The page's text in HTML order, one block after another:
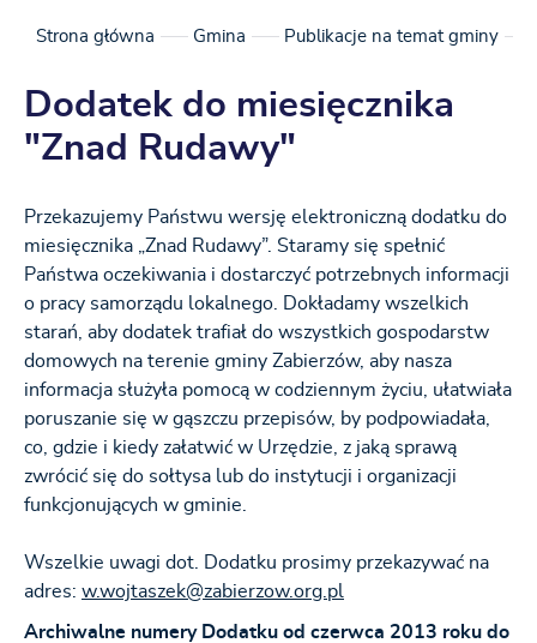
Strona główna Gmina Publikacje na temat gminy
Dodatek do miesięcznika
"Znad Rudawy"
Przekazujemy Państwu wersję elektroniczną dodatku do
miesięcznika „Znad Rudawy”. Staramy się spełnić
Państwa oczekiwania i dostarczyć potrzebnych informacji
o pracy samorządu lokalnego. Dokładamy wszelkich
starań, aby dodatek trafiał do wszystkich gospodarstw
domowych na terenie gminy Zabierzów, aby nasza
informacja służyła pomocą w codziennym życiu, ułatwiała
poruszanie się w gąszczu przepisów, by podpowiadała,
co, gdzie i kiedy załatwić w Urzędzie, z jaką sprawą
zwrócić się do sołtysa lub do instytucji i organizacji
funkcjonujących w gminie.
Wszelkie uwagi dot. Dodatku prosimy przekazywać na
adres: w.wojtaszek@zabierzow.org.pl
Archiwalne numery Dodatku od czerwca 2013 roku do